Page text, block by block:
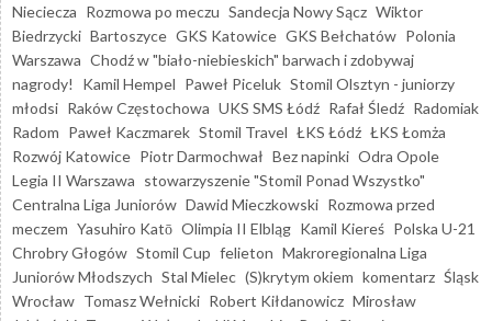
Nieciecza Rozmowa po meczu Sandecja Nowy Sącz Wiktor
Biedrzycki Bartoszyce GKS Katowice GKS Bełchatów Polonia
Warszawa Chodź w "biało-niebieskich" barwach i zdobywaj
nagrody!
Kamil Hempel Paweł Piceluk Stomil Olsztyn - juniorzy
młodsi Raków Częstochowa UKS SMS Łódź Rafał Śledź Radomiak
Radom Paweł Kaczmarek Stomil Travel ŁKS Łódź ŁKS Łomża
Rozwój Katowice Piotr Darmochwał Bez napinki Odra Opole
Legia II Warszawa stowarzyszenie "Stomil Ponad Wszystko"
Centralna Liga Juniorów Dawid Mieczkowski Rozmowa przed
meczem Yasuhiro Katō Olimpia II Elbląg Kamil Kiereś Polska U-21
Chrobry Głogów Stomil Cup felieton Makroregionalna Liga
Juniorów Młodszych Stal Mielec (S)krytym okiem komentarz Śląsk
Wrocław Tomasz Wełnicki Robert Kiłdanowicz Mirosław